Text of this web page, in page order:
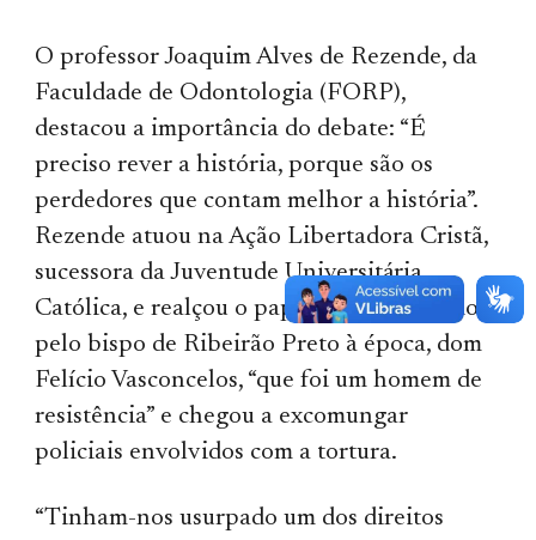
O professor Joaquim Alves de Rezende, da
Faculdade de Odontologia (FORP),
destacou a importância do debate: “É
preciso rever a história, porque são os
perdedores que contam melhor a história”.
Rezende atuou na Ação Libertadora Cristã,
sucessora da Juventude Universitária
Católica, e realçou o papel desempenhado
pelo bispo de Ribeirão Preto à época, dom
Felício Vasconcelos, “que foi um homem de
resistência” e chegou a excomungar
policiais envolvidos com a tortura.
“Tinham-nos usurpado um dos direitos